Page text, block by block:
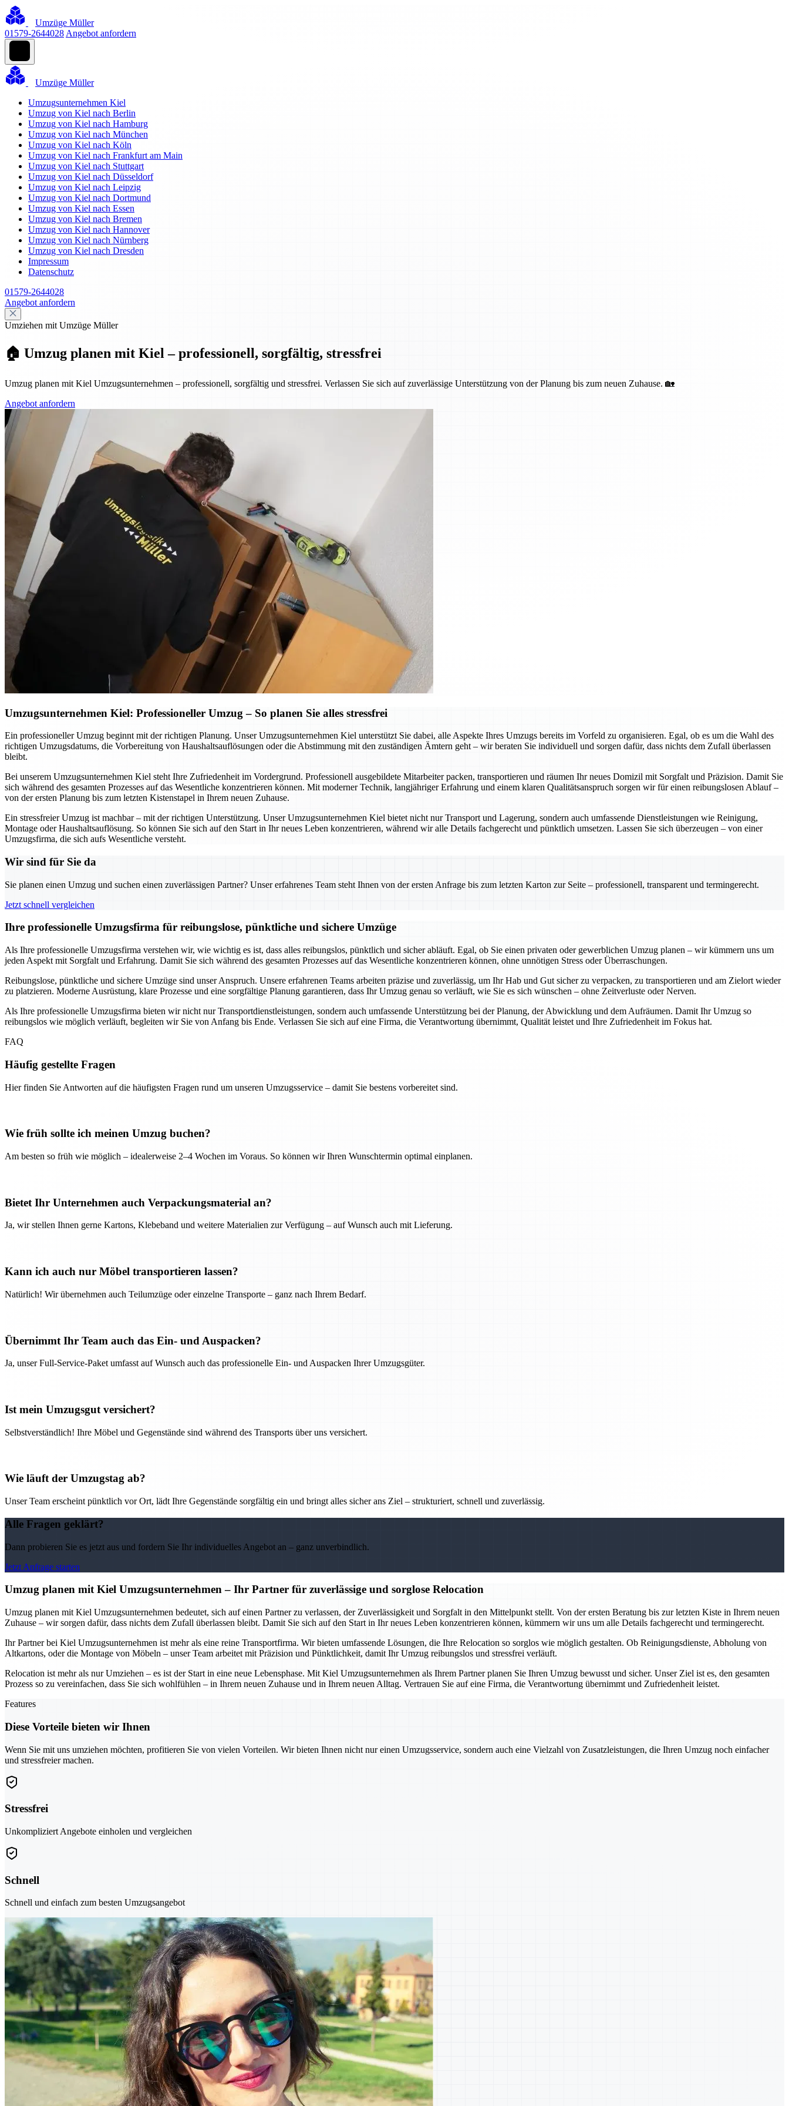
Umzüge Müller
01579-2644028 Angebot anfordern
Umzüge Müller
Umzugsunternehmen Kiel
Umzug von Kiel nach Berlin
Umzug von Kiel nach Hamburg
Umzug von Kiel nach München
Umzug von Kiel nach Köln
Umzug von Kiel nach Frankfurt am Main
Umzug von Kiel nach Stuttgart
Umzug von Kiel nach Düsseldorf
Umzug von Kiel nach Leipzig
Umzug von Kiel nach Dortmund
Umzug von Kiel nach Essen
Umzug von Kiel nach Bremen
Umzug von Kiel nach Hannover
Umzug von Kiel nach Nürnberg
Umzug von Kiel nach Dresden
Impressum
Datenschutz
01579-2644028
Angebot anfordern
Umziehen mit Umzüge Müller
🏠 Umzug planen mit Kiel – professionell, sorgfältig, stressfrei
Umzug planen mit Kiel Umzugsunternehmen – professionell, sorgfältig und stressfrei. Verlassen Sie sich auf zuverlässige Unterstützung von der Planung bis zum neuen Zuhause. 🏡
Angebot anfordern
Umzugsunternehmen Kiel: Professioneller Umzug – So planen Sie alles stressfrei
Ein professioneller Umzug beginnt mit der richtigen Planung. Unser Umzugsunternehmen Kiel unterstützt Sie dabei, alle Aspekte Ihres Umzugs bereits im Vorfeld zu organisieren. Egal, ob es um die Wahl des
richtigen Umzugsdatums, die Vorbereitung von Haushaltsauflösungen oder die Abstimmung mit den zuständigen Ämtern geht – wir beraten Sie individuell und sorgen dafür, dass nichts dem Zufall überlassen
bleibt.
Bei unserem Umzugsunternehmen Kiel steht Ihre Zufriedenheit im Vordergrund. Professionell ausgebildete Mitarbeiter packen, transportieren und räumen Ihr neues Domizil mit Sorgfalt und Präzision. Damit Sie
sich während des gesamten Prozesses auf das Wesentliche konzentrieren können. Mit moderner Technik, langjähriger Erfahrung und einem klaren Qualitätsanspruch sorgen wir für einen reibungslosen Ablauf –
von der ersten Planung bis zum letzten Kistenstapel in Ihrem neuen Zuhause.
Ein stressfreier Umzug ist machbar – mit der richtigen Unterstützung. Unser Umzugsunternehmen Kiel bietet nicht nur Transport und Lagerung, sondern auch umfassende Dienstleistungen wie Reinigung,
Montage oder Haushaltsauflösung. So können Sie sich auf den Start in Ihr neues Leben konzentrieren, während wir alle Details fachgerecht und pünktlich umsetzen. Lassen Sie sich überzeugen – von einer
Umzugsfirma, die sich aufs Wesentliche versteht.
Wir sind für Sie da
Sie planen einen Umzug und suchen einen zuverlässigen Partner? Unser erfahrenes Team steht Ihnen von der ersten Anfrage bis zum letzten Karton zur Seite – professionell, transparent und termingerecht.
Jetzt schnell vergleichen
Ihre professionelle Umzugsfirma für reibungslose, pünktliche und sichere Umzüge
Als Ihre professionelle Umzugsfirma verstehen wir, wie wichtig es ist, dass alles reibungslos, pünktlich und sicher abläuft. Egal, ob Sie einen privaten oder gewerblichen Umzug planen – wir kümmern uns um
jeden Aspekt mit Sorgfalt und Erfahrung. Damit Sie sich während des gesamten Prozesses auf das Wesentliche konzentrieren können, ohne unnötigen Stress oder Überraschungen.
Reibungslose, pünktliche und sichere Umzüge sind unser Anspruch. Unsere erfahrenen Teams arbeiten präzise und zuverlässig, um Ihr Hab und Gut sicher zu verpacken, zu transportieren und am Zielort wieder
zu platzieren. Moderne Ausrüstung, klare Prozesse und eine sorgfältige Planung garantieren, dass Ihr Umzug genau so verläuft, wie Sie es sich wünschen – ohne Zeitverluste oder Nerven.
Als Ihre professionelle Umzugsfirma bieten wir nicht nur Transportdienstleistungen, sondern auch umfassende Unterstützung bei der Planung, der Abwicklung und dem Aufräumen. Damit Ihr Umzug so
reibungslos wie möglich verläuft, begleiten wir Sie von Anfang bis Ende. Verlassen Sie sich auf eine Firma, die Verantwortung übernimmt, Qualität leistet und Ihre Zufriedenheit im Fokus hat.
FAQ
Häufig gestellte Fragen
Hier finden Sie Antworten auf die häufigsten Fragen rund um unseren Umzugsservice – damit Sie bestens vorbereitet sind.
Wie früh sollte ich meinen Umzug buchen?
Am besten so früh wie möglich – idealerweise 2–4 Wochen im Voraus. So können wir Ihren Wunschtermin optimal einplanen.
Bietet Ihr Unternehmen auch Verpackungsmaterial an?
Ja, wir stellen Ihnen gerne Kartons, Klebeband und weitere Materialien zur Verfügung – auf Wunsch auch mit Lieferung.
Kann ich auch nur Möbel transportieren lassen?
Natürlich! Wir übernehmen auch Teilumzüge oder einzelne Transporte – ganz nach Ihrem Bedarf.
Übernimmt Ihr Team auch das Ein- und Auspacken?
Ja, unser Full-Service-Paket umfasst auf Wunsch auch das professionelle Ein- und Auspacken Ihrer Umzugsgüter.
Ist mein Umzugsgut versichert?
Selbstverständlich! Ihre Möbel und Gegenstände sind während des Transports über uns versichert.
Wie läuft der Umzugstag ab?
Unser Team erscheint pünktlich vor Ort, lädt Ihre Gegenstände sorgfältig ein und bringt alles sicher ans Ziel – strukturiert, schnell und zuverlässig.
Alle Fragen geklärt?
Dann probieren Sie es jetzt aus und fordern Sie Ihr individuelles Angebot an – ganz unverbindlich.
Jetzt Anfrage starten
Umzug planen mit Kiel Umzugsunternehmen – Ihr Partner für zuverlässige und sorglose Relocation
Umzug planen mit Kiel Umzugsunternehmen bedeutet, sich auf einen Partner zu verlassen, der Zuverlässigkeit und Sorgfalt in den Mittelpunkt stellt. Von der ersten Beratung bis zur letzten Kiste in Ihrem neuen
Zuhause – wir sorgen dafür, dass nichts dem Zufall überlassen bleibt. Damit Sie sich auf den Start in Ihr neues Leben konzentrieren können, kümmern wir uns um alle Details fachgerecht und termingerecht.
Ihr Partner bei Kiel Umzugsunternehmen ist mehr als eine reine Transportfirma. Wir bieten umfassende Lösungen, die Ihre Relocation so sorglos wie möglich gestalten. Ob Reinigungsdienste, Abholung von
Altkartons, oder die Montage von Möbeln – unser Team arbeitet mit Präzision und Pünktlichkeit, damit Ihr Umzug reibungslos und stressfrei verläuft.
Relocation ist mehr als nur Umziehen – es ist der Start in eine neue Lebensphase. Mit Kiel Umzugsunternehmen als Ihrem Partner planen Sie Ihren Umzug bewusst und sicher. Unser Ziel ist es, den gesamten
Prozess so zu vereinfachen, dass Sie sich wohlfühlen – in Ihrem neuen Zuhause und in Ihrem neuen Alltag. Vertrauen Sie auf eine Firma, die Verantwortung übernimmt und Zufriedenheit leistet.
Features
Diese Vorteile bieten wir Ihnen
Wenn Sie mit uns umziehen möchten, profitieren Sie von vielen Vorteilen. Wir bieten Ihnen nicht nur einen Umzugsservice, sondern auch eine Vielzahl von Zusatzleistungen, die Ihren Umzug noch einfacher
und stressfreier machen.
Stressfrei
Unkompliziert Angebote einholen und vergleichen
Schnell
Schnell und einfach zum besten Umzugsangebot